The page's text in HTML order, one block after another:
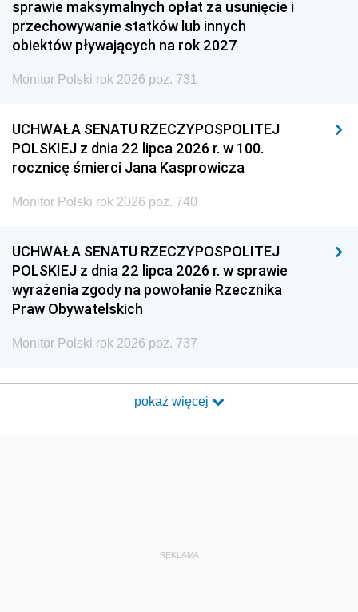
sprawie maksymalnych opłat za usunięcie i
przechowywanie statków lub innych
obiektów pływających na rok 2027
Monitor Polski rok 2026 poz. 731
UCHWAŁA SENATU RZECZYPOSPOLITEJ
POLSKIEJ z dnia 22 lipca 2026 r. w 100.
rocznicę śmierci Jana Kasprowicza
Monitor Polski rok 2026 poz. 740
UCHWAŁA SENATU RZECZYPOSPOLITEJ
POLSKIEJ z dnia 22 lipca 2026 r. w sprawie
wyrażenia zgody na powołanie Rzecznika
Praw Obywatelskich
Monitor Polski rok 2026 poz. 737
pokaż więcej
REKLAMA